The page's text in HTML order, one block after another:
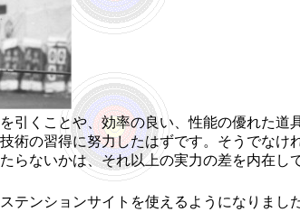
くことや、効率の良い、性能の優れた道
術の習得に努力したはずです。そうでなけ
らないかは、それ以上の実力の差を内在し
ンションサイトを使えるようになりました